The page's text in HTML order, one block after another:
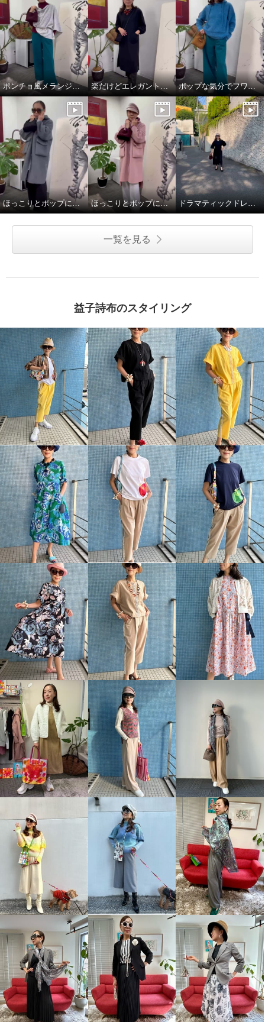
アットランティーヴァ アリア ボ
アフードコート
コーラル Ｓ〜Ｍ
¥0
アットランティーヴァ アリア モ
コモコパーカー
ベリー Ｓ〜Ｍ
¥0
ポンチョ風メランジニットストール 楽だけどエレガントスタイル ポップな気分でフワモコパーカー
ほっこりとポップに冬を楽しことむコートスタイル ほっこりとポップに冬を楽しことむコートスタイル ドラマティックドレスで秋を楽しむ
一覧を見る
益子詩布のスタイリング